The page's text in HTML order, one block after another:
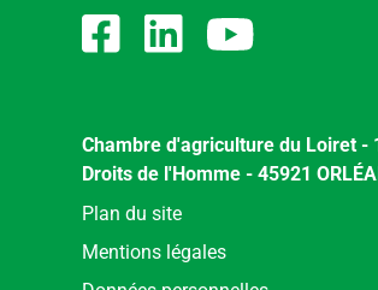
Chambre d'agriculture du Loiret -
Droits de l'Homme - 45921
Menu
Pied
Plan du site
Mentions légales